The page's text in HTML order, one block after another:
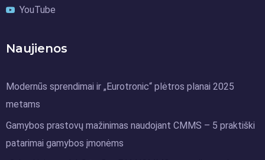
YouTube
Naujienos
Modernūs sprendimai ir „Eurotronic“ plėtros planai 2025
metams
Gamybos prastovų mažinimas naudojant CMMS – 5 praktiški
patarimai gamybos įmonėms